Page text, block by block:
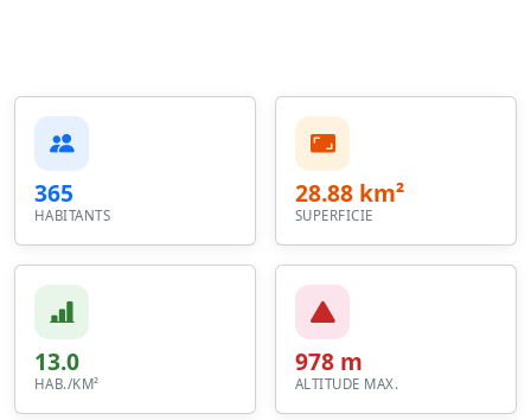
365
HABITANTS
28.88 km²
SUPERFICIE
13.0
HAB./KM²
978 m
ALTITUDE MAX.